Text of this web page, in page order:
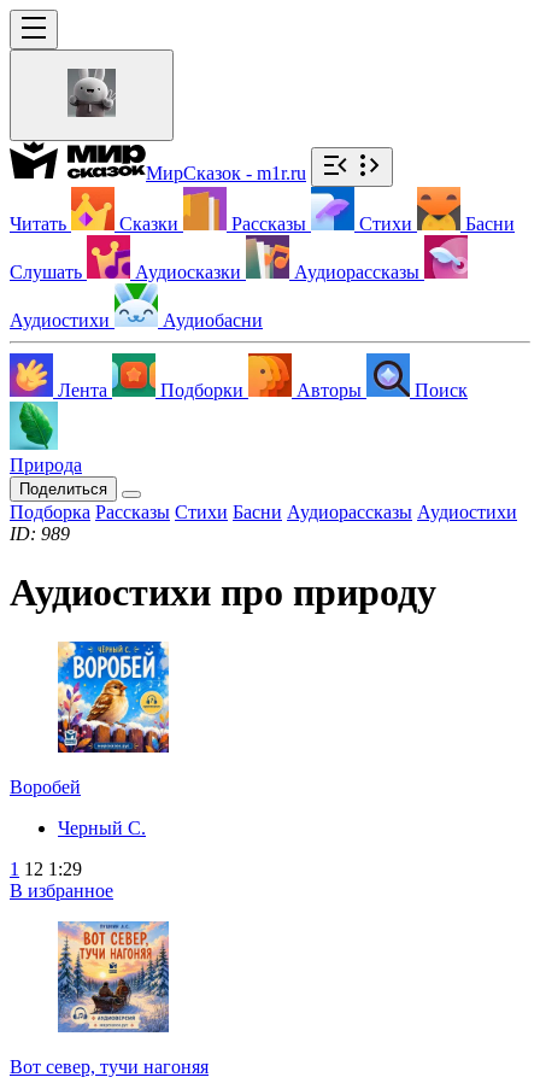
МирСказок - m1r.ru
Читать Сказки Рассказы Стихи Басни
Слушать Аудиосказки Аудиорассказы
Аудиостихи Аудиобасни
Лента Подборки Авторы Поиск
Природа
Поделиться
Подборка Рассказы Стихи Басни Аудиорассказы Аудиостихи
ID: 989
Аудиостихи про природу
Воробей
Черный С.
1 12 1:29
В избранное
Вот север, тучи нагоняя